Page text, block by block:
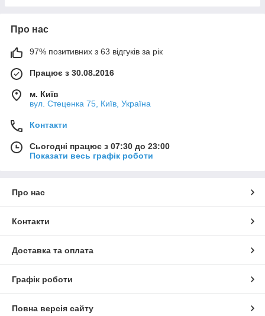
Про нас
97% позитивних з 63 відгуків за рік
Працює з 30.08.2016
м. Київ
вул. Стеценка 75, Київ, Україна
Контакти
Сьогодні працює з 07:30 до 23:00
Показати весь графік роботи
Про нас
Контакти
Доставка та оплата
Графік роботи
Повна версія сайту